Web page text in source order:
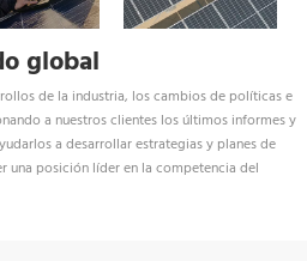
global
de la industria, los cambios de políticas e
a nuestros clientes los últimos informes y
a desarrollar estrategias y planes de
una posición líder en la competencia del